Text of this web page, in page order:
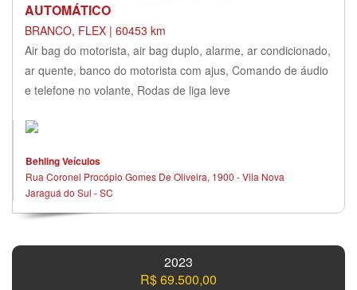
AUTOMÁTICO
BRANCO, FLEX | 60453 km
Air bag do motorista, air bag duplo, alarme, ar condicionado,
ar quente, banco do motorista com ajus, Comando de áudio
e telefone no volante, Rodas de liga leve
Behling Veículos
Rua Coronel Procópio Gomes De Oliveira, 1900 - Vila Nova
Jaraguá do Sul - SC
2023
R$ 69.500,00